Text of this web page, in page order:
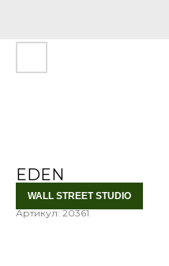
EDEN
WALL STREET STUDIO
Артикул:20361